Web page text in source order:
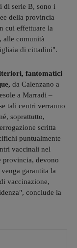
di serie B, sono i
della provincia
cui effettuare la
alle comunità
di cittadini".
fantomatici
da Calenzano a
a Marradi –
tali centri verranno
soprattutto,
scritta
puntualmente
vaccinali nel
provincia, devono
garantita la
vaccinazione,
conclude la